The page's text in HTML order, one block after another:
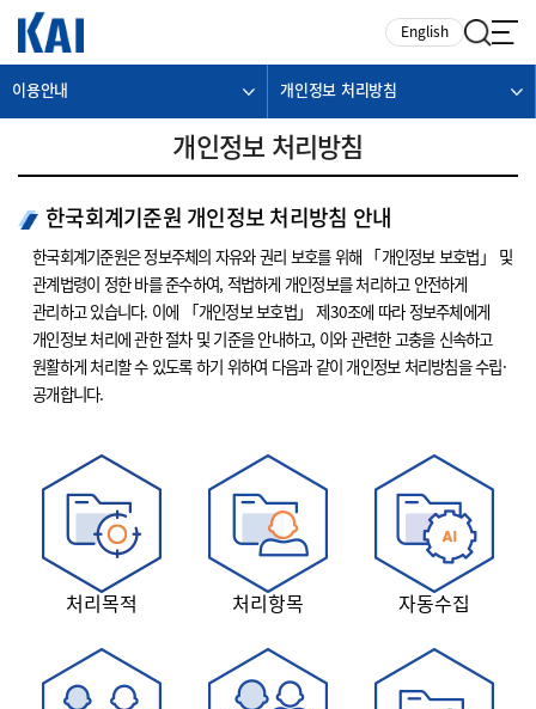
English
이용안내 개인정보 처리방침
개인정보 처리방침
한국회계기준원 개인정보 처리방침 안내
한국회계기준원은 정보주체의 자유와 권리 보호를 위해 「개인정보 보호법」 및
관계법령이 정한 바를 준수하여, 적법하게 개인정보를 처리하고 안전하게
관리하고 있습니다. 이에 「개인정보 보호법」 제30조에 따라 정보주체에게
개인정보 처리에 관한 절차 및 기준을 안내하고, 이와 관련한 고충을 신속하고
원활하게 처리할 수 있도록 하기 위하여 다음과 같이 개인정보 처리방침을 수립·
공개합니다.
처리목적 처리항목 자동수집